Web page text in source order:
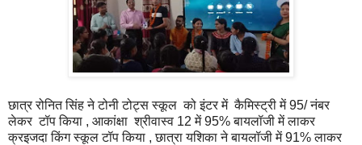
छात्र रोनित सिंह ने टोनी टोट्स स्कूल को इंटर में कैमिस्ट्री में 95/ नंबर
लेकर टॉप किया , आकांक्षा श्रीवास्व 12 में 95% बायलॉजी में लाकर
क्रइजदा किंग स्कूल टॉप किया , छात्रा यशिका ने बायलॉजी में 91% लाकर